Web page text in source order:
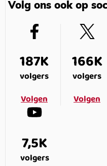
Volg ons ook op
187K
volgers
Volgen
166K
volgers
Volgen
7,5K
volgers